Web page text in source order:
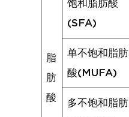
脂
肪
酸
饱和脂肪酸
(SFA)
单不饱和脂肪
酸(MUFA)
多不饱和脂肪